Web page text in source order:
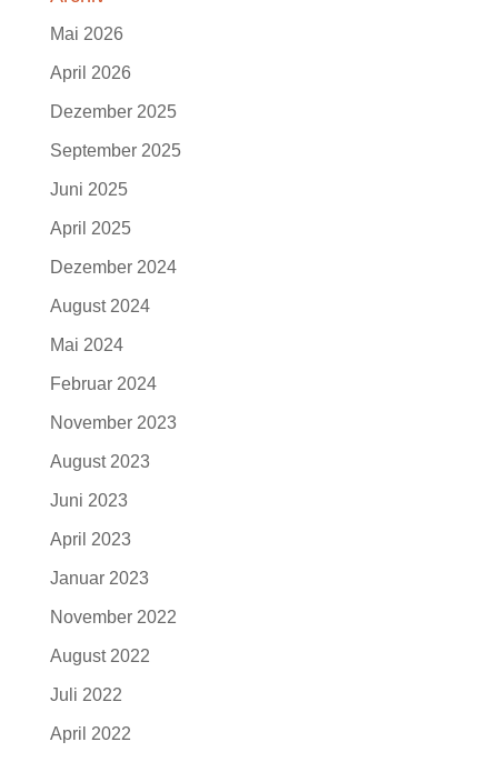
Mai 2026
April 2026
Dezember 2025
September 2025
Juni 2025
April 2025
Dezember 2024
August 2024
Mai 2024
Februar 2024
November 2023
August 2023
Juni 2023
April 2023
Januar 2023
November 2022
August 2022
Juli 2022
April 2022